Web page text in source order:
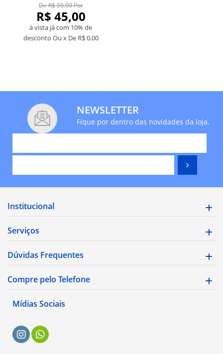
De R$ 50,00 Por
R$ 45,00
à vista já com 10% de
desconto Ou x De R$ 0,00
NEWSLETTER
Fique por dentro das novidades da loja.
Institucional
Serviços
Dúvidas Frequentes
Compre pelo Telefone
Mídias Sociais